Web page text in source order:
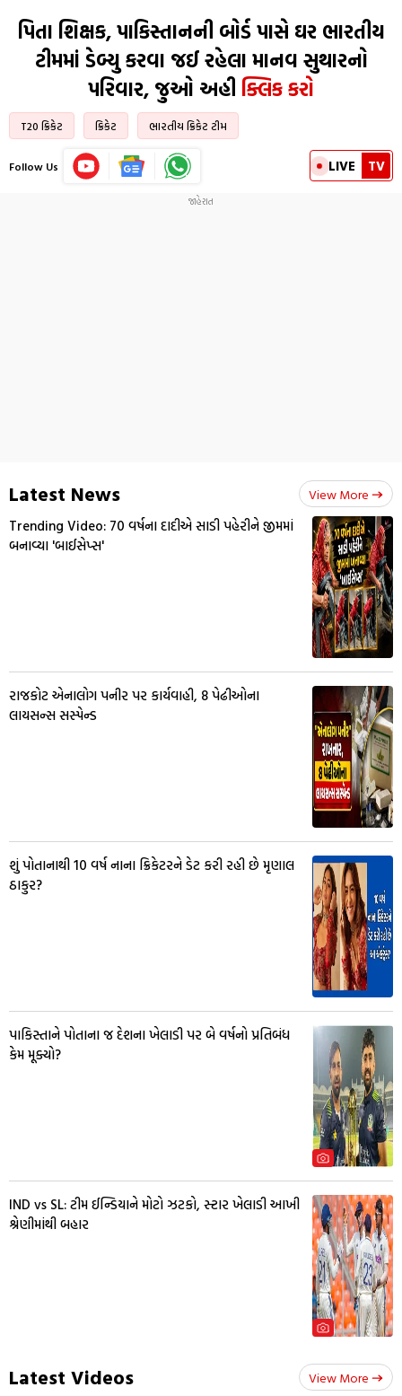
પિતા શિક્ષક, પાકિસ્તાનની બોર્ડ પાસે ઘર ભારતીય
ટીમમાં ડેબ્યુ કરવા જઈ રહેલા માનવ સુથારનો
પરિવાર, જુઓ અહી ક્લિક કરો
T20 ક્રિકેટ ક્રિકેટ ભારતીય ક્રિકેટ ટીમ
Follow Us LIVE TV
Latest News View More
Trending Video: 70 વર્ષના દાદીએ સાડી પહેરીને જીમમાં
બનાવ્યા 'બાઈસેપ્સ'
રાજકોટ એનાલોગ પનીર પર કાર્યવાહી, 8 પેઢીઓના
લાયસન્સ સસ્પેન્ડ
શું પોતાનાથી 10 વર્ષ નાના ક્રિકેટરને ડેટ કરી રહી છે મૃણાલ
ઠાકુર?
પાકિસ્તાને પોતાના જ દેશના ખેલાડી પર બે વર્ષનો પ્રતિબંધ
કેમ મૂક્યો?
IND vs SL: ટીમ ઈન્ડિયાને મોટો ઝટકો, સ્ટાર ખેલાડી આખી
શ્રેણીમાંથી બહાર
Latest Videos View More